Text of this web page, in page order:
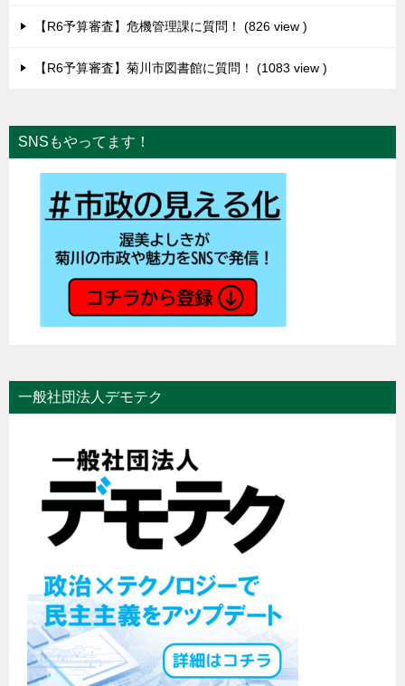
【R6予算審査】危機管理課に質問！ 826 view
【R6予算審査】菊川市図書館に質問！ 1083 view
SNSもやってます！
一般社団法人デモテク